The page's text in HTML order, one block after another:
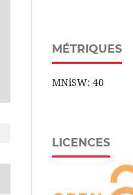
MÉTRIQUES
MNiSW: 40
LICENCES